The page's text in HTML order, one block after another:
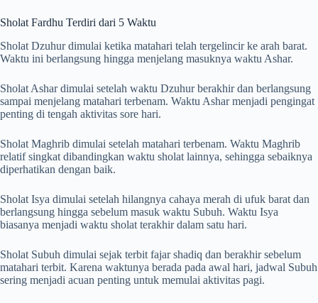
Sholat Fardhu Terdiri dari 5 Waktu
Sholat Dzuhur dimulai ketika matahari telah tergelincir ke arah barat.
Waktu ini berlangsung hingga menjelang masuknya waktu Ashar.
Sholat Ashar dimulai setelah waktu Dzuhur berakhir dan berlangsung
sampai menjelang matahari terbenam. Waktu Ashar menjadi pengingat
penting di tengah aktivitas sore hari.
Sholat Maghrib dimulai setelah matahari terbenam. Waktu Maghrib
relatif singkat dibandingkan waktu sholat lainnya, sehingga sebaiknya
diperhatikan dengan baik.
Sholat Isya dimulai setelah hilangnya cahaya merah di ufuk barat dan
berlangsung hingga sebelum masuk waktu Subuh. Waktu Isya
biasanya menjadi waktu sholat terakhir dalam satu hari.
Sholat Subuh dimulai sejak terbit fajar shadiq dan berakhir sebelum
matahari terbit. Karena waktunya berada pada awal hari, jadwal Subuh
sering menjadi acuan penting untuk memulai aktivitas pagi.